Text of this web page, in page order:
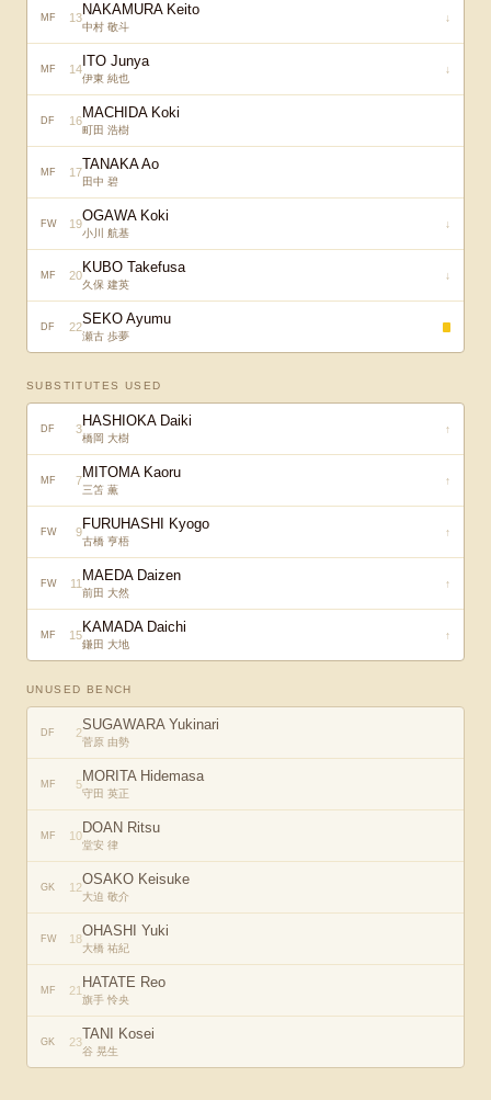
MF 13NAKAMURA Keito
中村 敬斗
↓
MF 14 ITO Junya
伊東 純也
↓
DF 16MACHIDA Koki
町田 浩樹
MF 17TANAKA Ao
田中 碧
FW 19OGAWA Koki
小川 航基
↓
MF 20KUBO Takefusa
久保 建英
↓
DF 22SEKO Ayumu
瀬古 歩夢
SUBSTITUTES USED
DF 3HASHIOKA Daiki
橋岡 大樹
↑
MF 7MITOMA Kaoru
三笘 薫
↑
FW 9FURUHASHI Kyogo
古橋 亨梧
↑
FW 11 MAEDA Daizen
前田 大然
↑
MF 15KAMADA Daichi
鎌田 大地
↑
UNUSED BENCH
DF 2SUGAWARA Yukinari
菅原 由勢
MF 5MORITA Hidemasa
守田 英正
MF 10DOAN Ritsu
堂安 律
GK 12OSAKO Keisuke
大迫 敬介
FW 18OHASHI Yuki
大橋 祐紀
MF 21 HATATE Reo
旗手 怜央
GK 23TANI Kosei
谷 晃生